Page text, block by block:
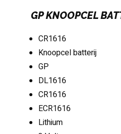
GP KNOOPCEL
CR1616
Knoopcel batterij
GP
DL1616
CR1616
ECR1616
Lithium